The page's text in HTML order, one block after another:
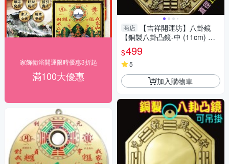
家飾衛浴開運限時優惠3折起
滿100大優惠
商店
【吉祥開運坊】八卦鏡
【銅製八卦凸鏡-中 (11cm) 銅
版 化壁刀 路沖 巷沖 】開光 擇
日
$499
5
加入購物車